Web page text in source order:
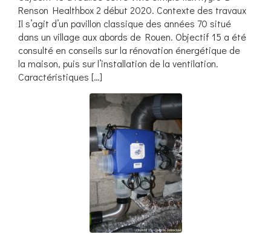
Renson Healthbox 2 début 2020. Contexte des travaux
Il s’agit d’un pavillon classique des années 70 situé
dans un village aux abords de Rouen. Objectif 15 a été
consulté en conseils sur la rénovation énergétique de
la maison, puis sur l’installation de la ventilation.
Caractéristiques […]